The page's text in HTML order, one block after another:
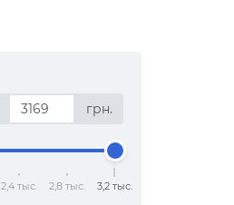
грн.
2,4 тыс. 2,8 тыс. 3,2 тыс.